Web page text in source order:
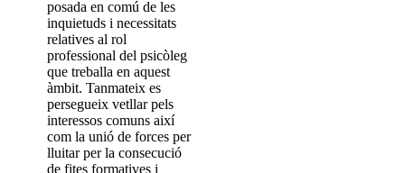
posada en comú de les
inquietuds i necessitats
relatives al rol
professional del psicòleg
que treballa en aquest
àmbit. Tanmateix es
persegueix vetllar pels
interessos comuns així
com la unió de forces per
lluitar per la consecució
de fites formatives i